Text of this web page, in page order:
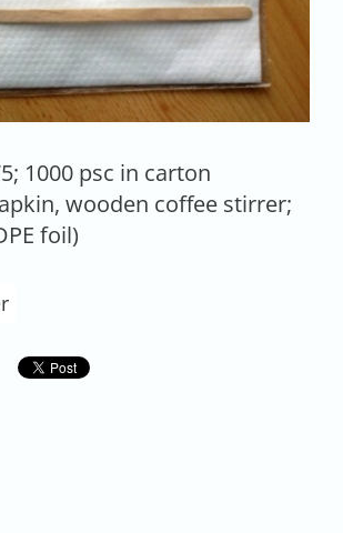
1000 psc in carton
wooden coffee stirrer;
foil)